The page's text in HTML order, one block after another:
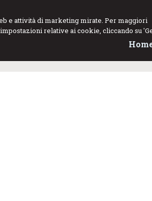
e attività di marketing mirate. Per maggiori
relative ai cookie, cliccando su